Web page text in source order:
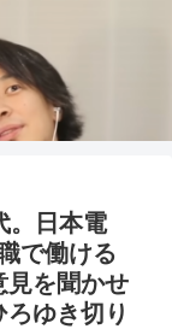
。日本電
で働ける
見を聞かせ
ゆき切り